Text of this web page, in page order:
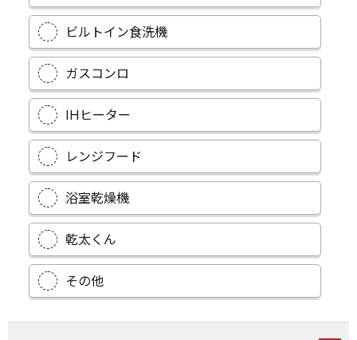
ビルトイン食洗機
ガスコンロ
IHヒーター
レンジフード
浴室乾燥機
乾太くん
その他